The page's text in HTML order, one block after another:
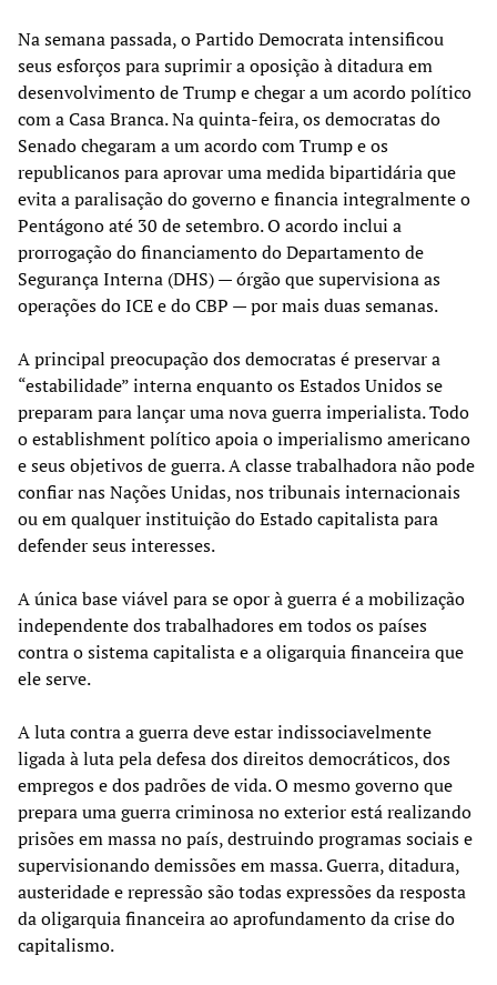
Na semana passada, o Partido Democrata intensificou
seus esforços para suprimir a oposição à ditadura em
desenvolvimento de Trump e chegar a um acordo político
com a Casa Branca. Na quinta-feira, os democratas do
Senado chegaram a um acordo com Trump e os
republicanos para aprovar uma medida bipartidária que
evita a paralisação do governo e financia integralmente o
Pentágono até 30 de setembro. O acordo inclui a
prorrogação do financiamento do Departamento de
Segurança Interna (DHS) — órgão que supervisiona as
operações do ICE e do CBP — por mais duas semanas.
A principal preocupação dos democratas é preservar a
“estabilidade” interna enquanto os Estados Unidos se
preparam para lançar uma nova guerra imperialista. Todo
o establishment político apoia o imperialismo americano
e seus objetivos de guerra. A classe trabalhadora não pode
confiar nas Nações Unidas, nos tribunais internacionais
ou em qualquer instituição do Estado capitalista para
defender seus interesses.
A única base viável para se opor à guerra é a mobilização
independente dos trabalhadores em todos os países
contra o sistema capitalista e a oligarquia financeira que
ele serve.
A luta contra a guerra deve estar indissociavelmente
ligada à luta pela defesa dos direitos democráticos, dos
empregos e dos padrões de vida. O mesmo governo que
prepara uma guerra criminosa no exterior está realizando
prisões em massa no país, destruindo programas sociais e
supervisionando demissões em massa. Guerra, ditadura,
austeridade e repressão são todas expressões da resposta
da oligarquia financeira ao aprofundamento da crise do
capitalismo.